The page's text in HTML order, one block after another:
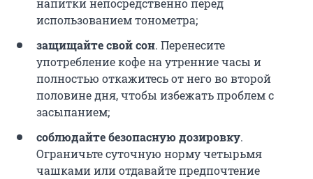
напитки непосредственно перед
использованием тонометра;
защищайте свой сон. Перенесите
употребление кофе на утренние часы и
полностью откажитесь от него во второй
половине дня, чтобы избежать проблем с
засыпанием;
соблюдайте безопасную дозировку.
Ограничьте суточную норму четырьмя
чашками или отдавайте предпочтение